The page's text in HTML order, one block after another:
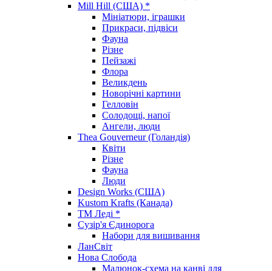
Mill Hill (США) *
Мініатюри, іграшки
Прикраси, підвіси
Фауна
Різне
Пейзажі
Флора
Великдень
Новорічні картини
Гелловін
Солодощі, напої
Ангели, люди
Thea Gouverneur (Голандія)
Квіти
Різне
Фауна
Люди
Design Works (США)
Kustom Krafts (Канада)
ТМ Леді *
Сузір'я Єдинорога
Набори для вишивання
ЛанСвіт
Нова Слобода
Малюнок-схема на канві для